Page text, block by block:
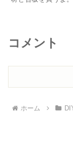
コメント
ホーム